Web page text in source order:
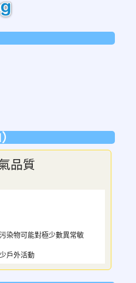
品質
染物可能對極少數異常敏
戶外活動